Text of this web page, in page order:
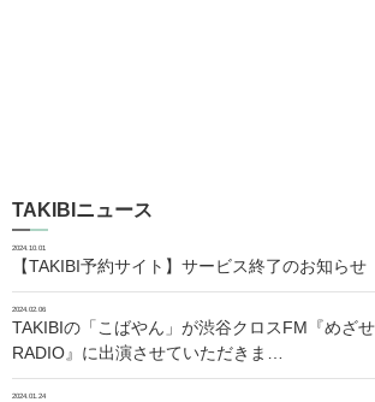
TAKIBIニュース
2024.10.01
【TAKIBI予約サイト】サービス終了のお知らせ
2024.02.06
TAKIBIの「こばやん」が渋谷クロスFM『めざ
RADIO』に出演させていただきま…
2024.01.24